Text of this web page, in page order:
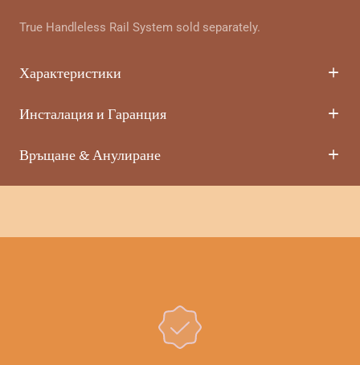
True Handleless Rail System sold separately.
Характеристики
Инсталация и Гаранция
Връщане & Анулиране